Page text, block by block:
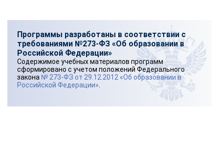
Программы разработаны в соответствии с
требованиями №273-ФЗ «Об образовании в
Российской Федерации»
Содержимое учебных материалов программ
сформировано с учетом положений Федерального
закона № 273-ФЗ от 29.12.2012 «Об образовании в
Российской Федерации»